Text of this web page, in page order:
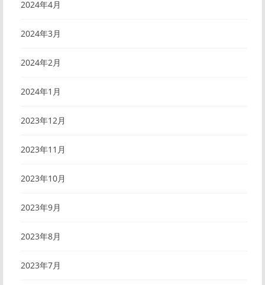
2024年4月
2024年3月
2024年2月
2024年1月
2023年12月
2023年11月
2023年10月
2023年9月
2023年8月
2023年7月